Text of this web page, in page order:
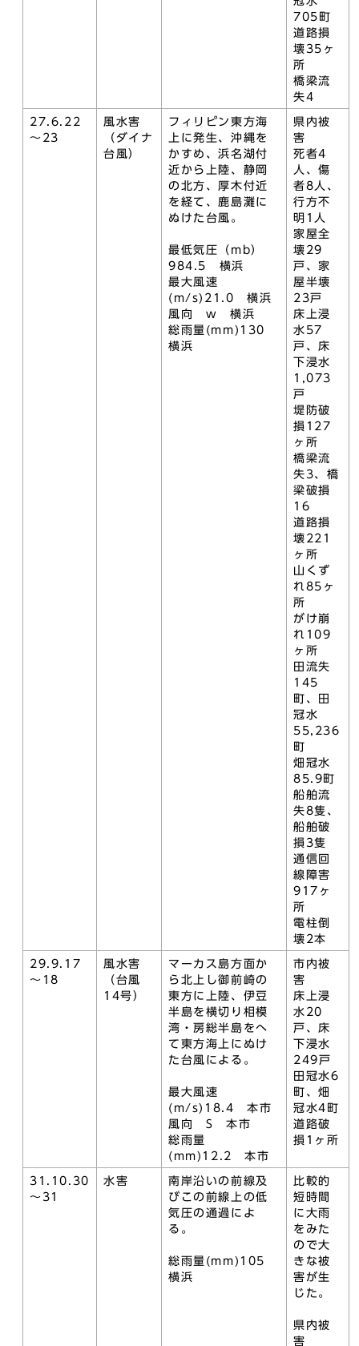
705町
道路損
壊35ヶ
所
橋梁流
失4
27.6.22
～23
風水害
（ダイナ
台風）
フィリピン東方海
上に発生、沖縄を
かすめ、浜名湖付
近から上陸、静岡
の北方、厚木付近
を経て、鹿島灘に
ぬけた台風。
最低気圧（mb）
984.5 横浜
最大風速
(m/s)21.0 横浜
風向 w 横浜
総雨量(mm)130
横浜
県内被
害
死者4
人、傷
者8人、
行方不
明1人
家屋全
壊29
戸、家
屋半壊
23戸
床上浸
水57
戸、床
下浸水
1,073
戸
堤防破
損127
ヶ所
橋梁流
失3、橋
梁破損
16
道路損
壊221
ヶ所
山くず
れ85ヶ
所
がけ崩
れ109
ヶ所
田流失
145
町、田
冠水
55,236
町
畑冠水
85.9町
船舶流
失8隻、
船舶破
損3隻
通信回
線障害
917ヶ
所
電柱倒
壊2本
29.9.17
～18
風水害
（台風
14号）
マーカス島方面か
ら北上し御前崎の
東方に上陸、伊豆
半島を横切り相模
湾・房総半島をへ
て東方海上にぬけ
た台風による。
最大風速
(m/s)18.4 本市
風向 S 本市
総雨量
(mm)12.2 本市
市内被
害
床上浸
水20
戸、床
下浸水
249戸
田冠水6
町、畑
冠水4町
道路破
損1ヶ所
31.10.30
～31
水害
南岸沿いの前線及
びこの前線上の低
気圧の通過によ
る。
総雨量(mm)105
横浜
比較的
短時間
に大雨
をみた
ので大
きな被
害が生
じた。
県内被
害